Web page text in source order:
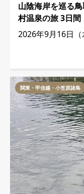
山陰海岸を巡る
村温泉の旅 3日間
2026年9月16日
関東・甲信越・小笠原諸島